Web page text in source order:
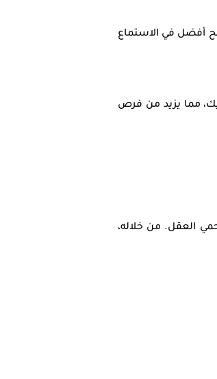
أفضل في الاستماع
مما يزيد من فرص
العقل. من خلاله،